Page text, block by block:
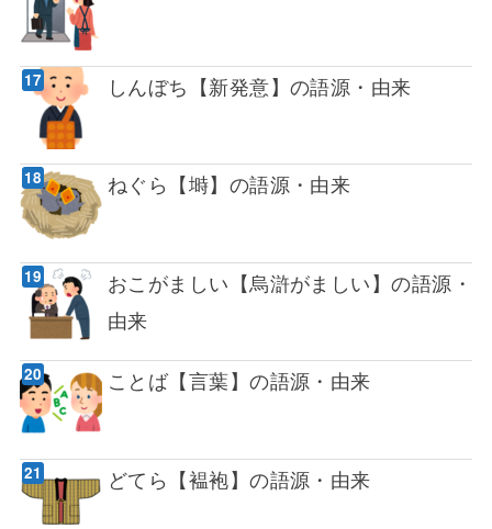
しんぼち【新発意】の語源・由来
ねぐら【塒】の語源・由来
おこがましい【烏滸がましい】の語源・
由来
ことば【言葉】の語源・由来
どてら【褞袍】の語源・由来